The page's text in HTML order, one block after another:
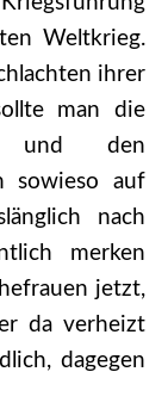
Weltkrieg.
ihrer
man die
und den
sowieso auf
nach
merken
jetzt,
da verheizt
dagegen